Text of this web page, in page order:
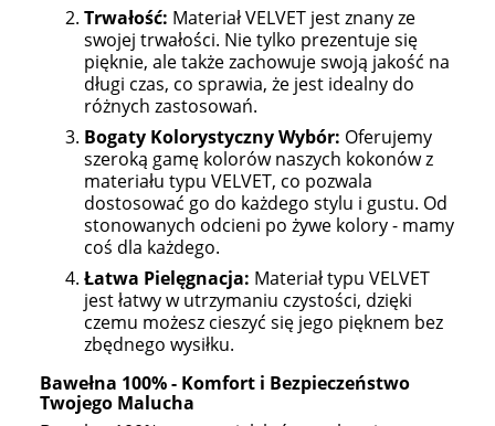
Trwałość: Materiał VELVET jest znany ze
swojej trwałości. Nie tylko prezentuje się
pięknie, ale także zachowuje swoją jakość na
długi czas, co sprawia, że jest idealny do
różnych zastosowań.
Bogaty Kolorystyczny Wybór: Oferujemy
szeroką gamę kolorów naszych kokonów z
materiału typu VELVET, co pozwala
dostosować go do każdego stylu i gustu. Od
stonowanych odcieni po żywe kolory - mamy
coś dla każdego.
Łatwa Pielęgnacja: Materiał typu VELVET
jest łatwy w utrzymaniu czystości, dzięki
czemu możesz cieszyć się jego pięknem bez
zbędnego wysiłku.
Bawełna 100% - Komfort i Bezpieczeństwo
Twojego Malucha